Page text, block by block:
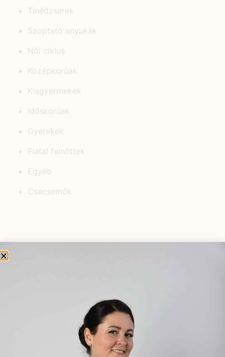
Tinédzserek
Szoptató anyukák
Női ciklus
Középkorúak
Kisgyermekek
Időskorúak
Gyerekek
Fiatal felnőttek
Egyéb
Csecsemők
Természetes megoldások a
teherbeesés elősegítésére:
hogyan segíthetnek a
gyógynövények?
2025.09.25.